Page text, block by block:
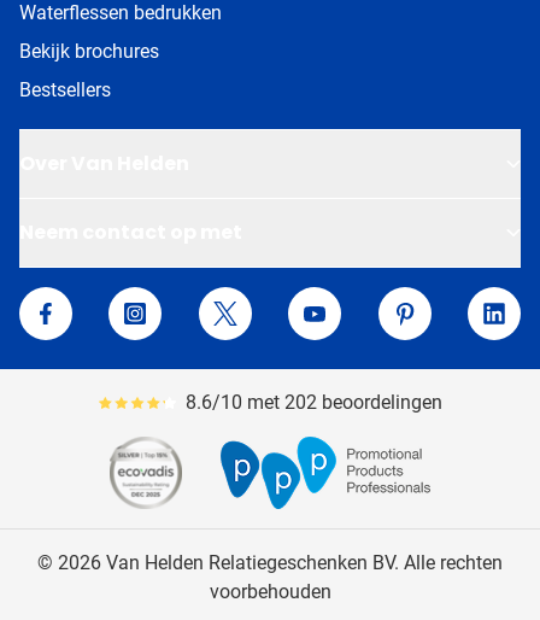
Waterflessen bedrukken
Bekijk brochures
Bestsellers
Van Helden Relatiegeschenken
Facebook InstagramTwitter YouTube Pinterest
Gemiddeld reviewpercentage is 86
8.6/10 met 202 beoordelingen
© 2026 Van Helden Relatiegeschenken BV. Alle rechten
voorbehouden